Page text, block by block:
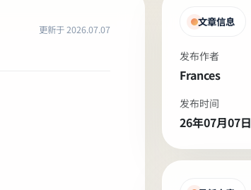
更新于 2026.07.07
文章信息
发布作者
Frances
发布时间
26年07月07日